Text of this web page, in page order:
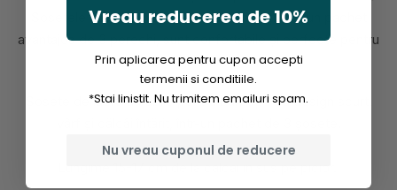
Șosetele noastre de lucru pentru bărbați, într-un pachet
avantajos de 3 perechi, sunt confortabile și perfecte pentru
zilele lungi la lucru. 👷🏻
Șosete de lucru durabile pentru bărbați - cu design scurt,
Vreau reducerea de 10%
Prin aplicarea pentru cupon accepti
termenii si conditiile.
*Stai linistit. Nu trimitem emailuri spam.
Nu vreau cuponul de reducere